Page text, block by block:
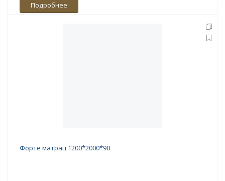
Подробнее
Форте матрац 1200*2000*90